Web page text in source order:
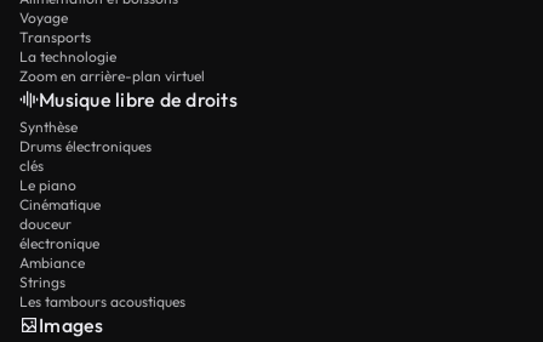
Voyage
Transports
La technologie
Zoom en arrière-plan virtuel
Musique libre de droits
Synthèse
Drums électroniques
clés
Le piano
Cinématique
douceur
électronique
Ambiance
Strings
Les tambours acoustiques
Images